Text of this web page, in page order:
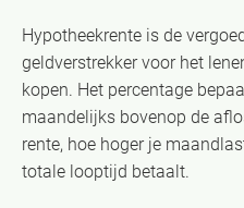
Hypotheekrente is de
geldverstrekker voor het
kopen. Het percentage
maandelijks bovenop de
rente, hoe hoger je
totale looptijd betaalt.